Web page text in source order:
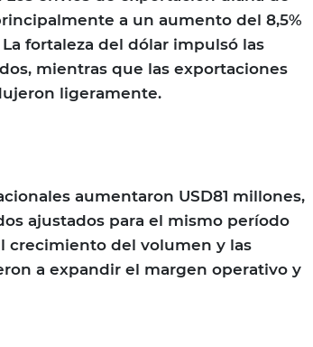
a un aumento del 8,5%
fortaleza del dólar impulsó las
mientras que las exportaciones
ligeramente.
aumentaron USD81 millones,
ajustados para el mismo período
crecimiento del volumen y las
a expandir el margen operativo y